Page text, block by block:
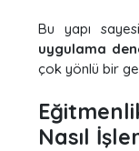
Bu yapı
uygulama
çok yönlü bir
Nasıl